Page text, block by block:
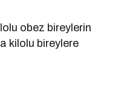
obez bireylerin
kilolu bireylere